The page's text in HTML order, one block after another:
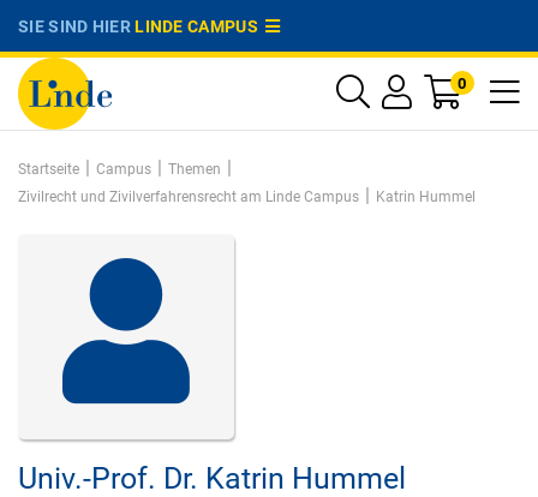
SIE SIND HIERLINDE CAMPUS
0
Startseite | Campus | Themen |
Zivilrecht und Zivilverfahrensrecht am Linde Campus | Katrin Hummel
Univ.-Prof. Dr. Katrin Hummel